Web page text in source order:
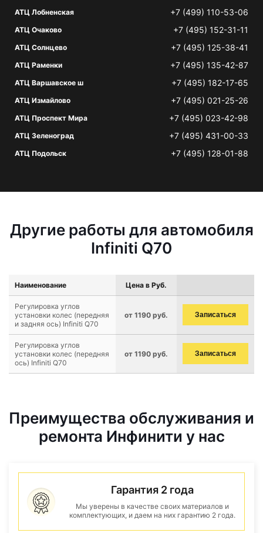
АТЦ Лобненская +7 (499) 110-53-06
АТЦ Очаково +7 (495) 152-31-11
АТЦ Солнцево +7 (495) 125-38-41
АТЦ Раменки +7 (495) 135-42-87
АТЦ Варшавское ш +7 (495) 182-17-65
АТЦ Измайлово +7 (495) 021-25-26
АТЦ Проспект Мира +7 (495) 023-42-98
АТЦ Зеленоград +7 (495) 431-00-33
АТЦ Подольск +7 (495) 128-01-88
Другие работы для автомобиля
Infiniti Q70
Наименование Цена в Руб.
Регулировка углов
установки колес (передняя
и задняя ось) Infiniti Q70
от 1190 руб. Записаться
Регулировка углов
установки колес (передняя
ось) Infiniti Q70
от 1190 руб. Записаться
Преимущества обслуживания и
ремонта Инфинити у нас
Гарантия 2 года
Мы уверены в качестве своих материалов и
комплектующих, и даем на них гарантию 2 года.